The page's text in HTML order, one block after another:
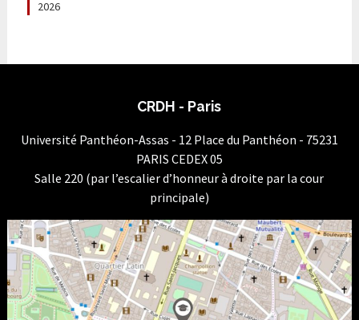
2026
CRDH - Paris
Université Panthéon-Assas - 12 Place du Panthéon - 75231
PARIS CEDEX 05
Salle 220 (par l’escalier d’honneur à droite par la cour
principale)